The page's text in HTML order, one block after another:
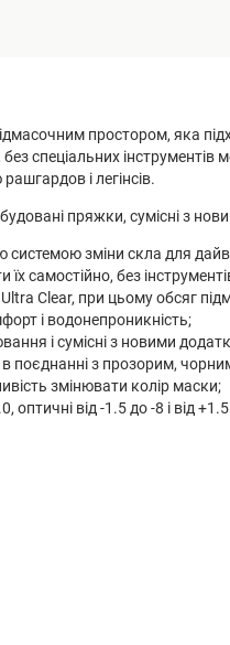
простором, яка
спеціальних
і легінсів.
пряжки, сумісні з
зміни скла для
самостійно, без
Clear, при цьому обсяг
і водонепроникність;
і сумісні з новими
поєднанні з прозорим,
змінювати колір маски;
оптичні від -1.5 до -8 і від